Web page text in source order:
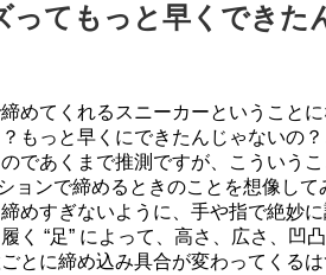
ってもっと早くできた
めてくれるスニーカーということに
もっと早くにできたんじゃないの
であくまで推測ですが、こういう
ンで締めるときのことを想像して
めすぎないように、手や指で絶妙
く “足” によって、高さ、広さ、凹
とに締め込み具合が変わってくる